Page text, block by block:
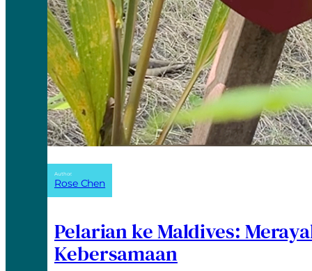
Author:
Rose Chen
Pelarian ke Maldives:
Kebersamaan